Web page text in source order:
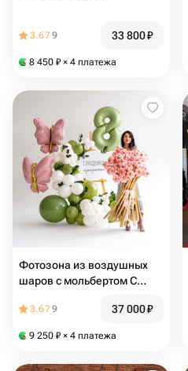
3.679 33 800₽
8 450 ₽ × 4 платежа
Фотозона из воздушных
шаров с мольбертом С
букетом
3.679 37 000₽
9 250 ₽ × 4 платежа